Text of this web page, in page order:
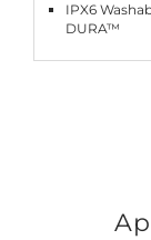
IPX6
DURA™